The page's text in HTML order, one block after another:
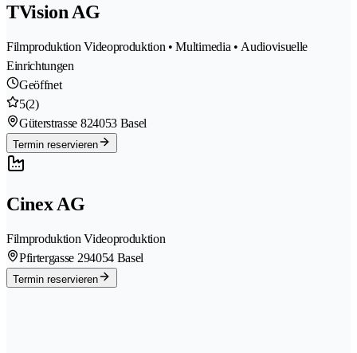
TVision AG
Filmproduktion Videoproduktion • Multimedia • Audiovisuelle
Einrichtungen
Geöffnet
5(2)
Güterstrasse 824053 Basel
Termin reservieren
Cinex AG
Filmproduktion Videoproduktion
Pfirtergasse 294054 Basel
Termin reservieren